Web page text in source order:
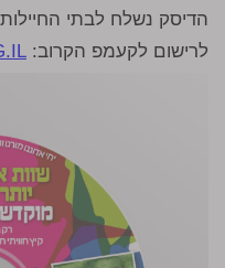
הדיסק נשלח לבתי
לרישום לקעמפ הקרוב: